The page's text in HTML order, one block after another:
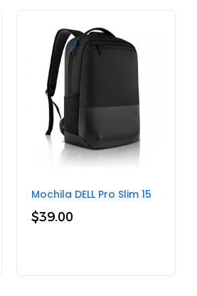
Mochila DELL Pro Slim 15
$39.00